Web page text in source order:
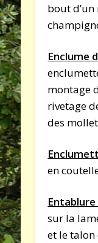
bout
Enclume
montage
rivetage
des
en
Entablure
sur la
et le talon